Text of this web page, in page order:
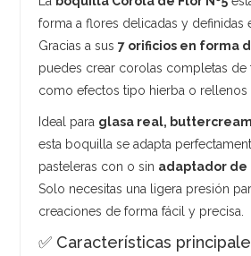
forma a flores delicadas y definidas
Gracias a sus7 orificios en forma
puedes crear corolas completas de
como efectos tipo hierba o rellenos
Ideal para glasa real,
esta boquilla se adapta
pasteleras con o sin adaptador de
Solo necesitas una ligera presión
creaciones de forma fácil y precisa.
✅ Características